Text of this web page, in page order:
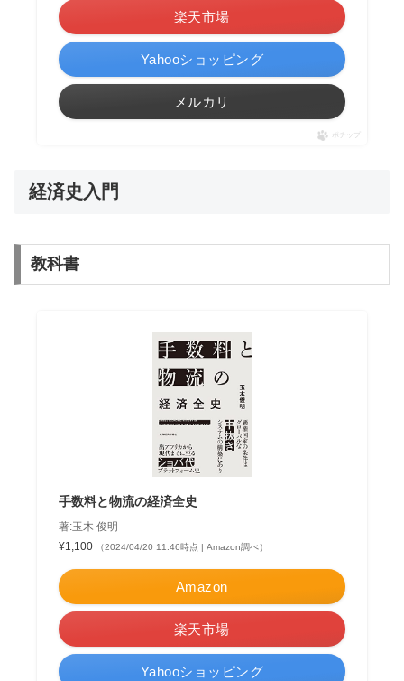
楽天市場
Yahooショッピング
メルカリ
ポチップ
経済史入門
教科書
手数料と物流の経済全史
著:玉木 俊明
¥1,100
（2024/04/20 11:46時点 | Amazon調べ）
Amazon
楽天市場
Yahooショッピング